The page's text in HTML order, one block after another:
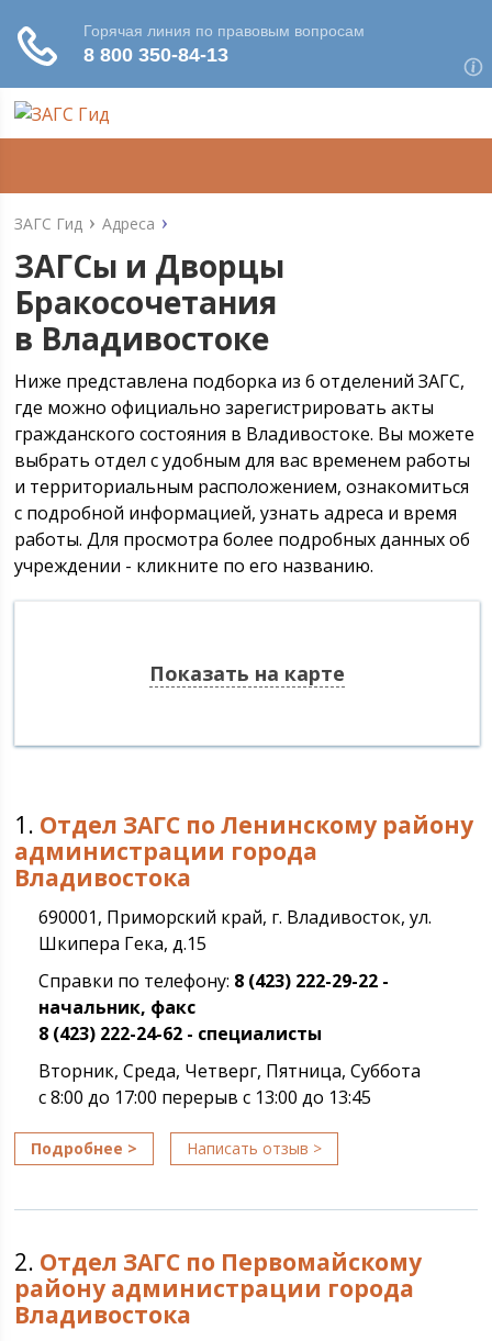
ЗАГС Гид Адреса
ЗАГСы и Дворцы
Бракосочетания
в Владивостоке
Ниже представлена подборка из 6 отделений ЗАГС,
где можно официально зарегистрировать акты
гражданского состояния в Владивостоке. Вы можете
выбрать отдел с удобным для вас временем работы
и территориальным расположением, ознакомиться
с подробной информацией, узнать адреса и время
работы. Для просмотра более подробных данных об
учреждении - кликните по его названию.
Показать на карте
1. Отдел ЗАГС по Ленинскому району
администрации города
Владивостока
690001, Приморский край, г. Владивосток, ул.
Шкипера Гека, д.15
Справки по телефону: 8 (423) 222-29-22 -
начальник, факс
8 (423) 222-24-62 - специалисты
Вторник, Среда, Четверг, Пятница, Суббота
с 8:00 до 17:00 перерыв с 13:00 до 13:45
Подробнее > Написать отзыв >
2. Отдел ЗАГС по Первомайскому
району администрации города
Владивостока